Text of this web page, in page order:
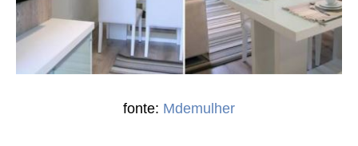
fonte: Mdemulher